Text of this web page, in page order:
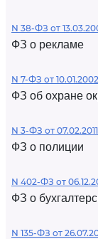
N 38-ФЗ от
ФЗ о рекламе
N 7-ФЗ от 10.01.2002
ФЗ об охране
N 3-ФЗ от 07.02.2011
ФЗ о полиции
N 402-ФЗ от
ФЗ о
N 135-ФЗ от